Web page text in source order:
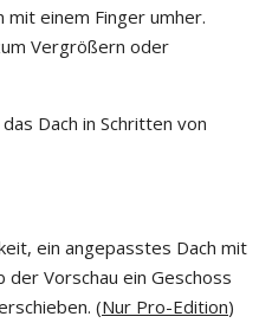
mit einem Finger umher.
Vergrößern oder
Dach in Schritten von
ein angepasstes Dach mit
der Vorschau ein Geschoss
(Nur Pro-Edition)